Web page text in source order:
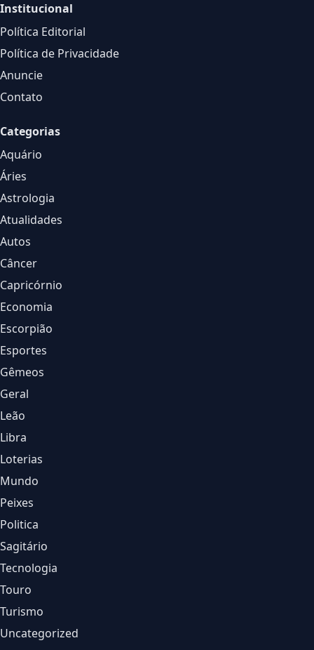
Institucional
Política Editorial
Política de Privacidade
Anuncie
Contato
Categorias
Aquário
Áries
Astrologia
Atualidades
Autos
Câncer
Capricórnio
Economia
Escorpião
Esportes
Gêmeos
Geral
Leão
Libra
Loterias
Mundo
Peixes
Politica
Sagitário
Tecnologia
Touro
Turismo
Uncategorized